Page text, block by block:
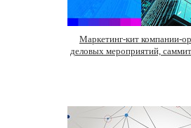
Маркетинг-кит компании-
деловых мероприятий,